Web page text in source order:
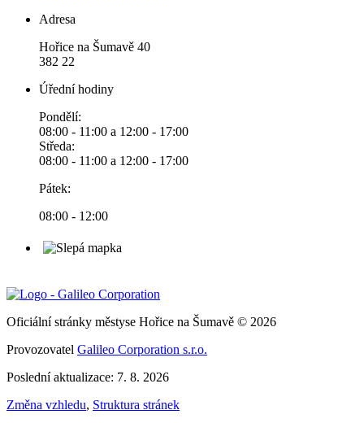
Adresa
Hořice na Šumavě 40
382 22
Úřední hodiny
Pondělí:
08:00 - 11:00 a 12:00 - 17:00
Středa:
08:00 - 11:00 a 12:00 - 17:00
Pátek:
08:00 - 12:00
Oficiální stránky městyse Hořice na Šumavě © 2026
Provozovatel Galileo Corporation s.r.o.
Poslední aktualizace: 7. 8. 2026
Změna vzhledu, Struktura stránek